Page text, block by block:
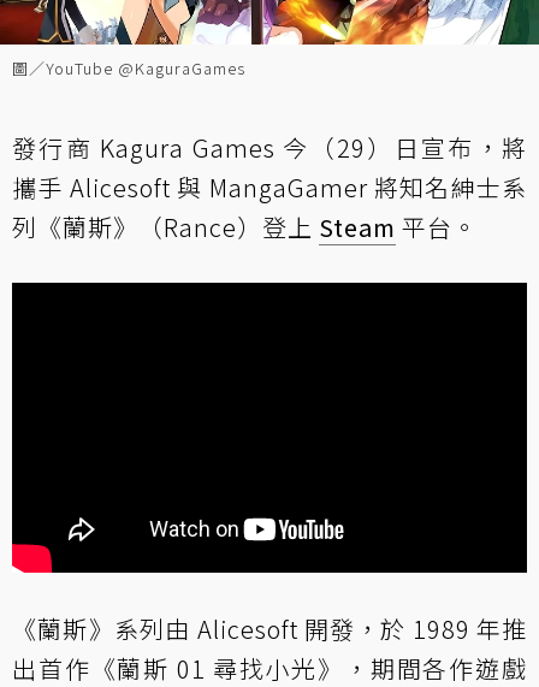
圖／YouTube @KaguraGames
發行商 Kagura Games 今（29）日宣布，將
攜手 Alicesoft 與 MangaGamer 將知名紳士系
列《蘭斯》（Rance）登上 Steam 平台。
《蘭斯》系列由 Alicesoft 開發，於 1989 年推
出首作《蘭斯 01 尋找小光》，期間各作遊戲